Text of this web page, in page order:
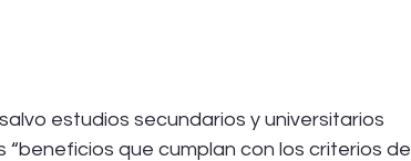
estudios secundarios y universitarios
que cumplan con los criterios de